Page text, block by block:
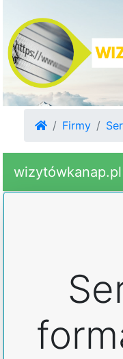
Firmy
wizytówkanap.pl